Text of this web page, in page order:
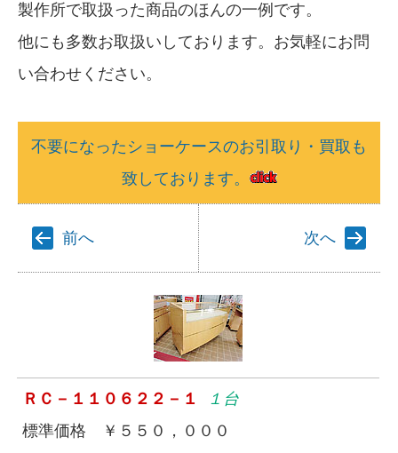
製作所で取扱った商品のほんの一例です。
他にも多数お取扱いしております。お気軽にお問
い合わせください。
不要になったショーケースのお引取り・買取も
致しております。
前へ 次へ
ＲＣ－１１０６２２－１
１台
標準価格 ￥５５０，０００